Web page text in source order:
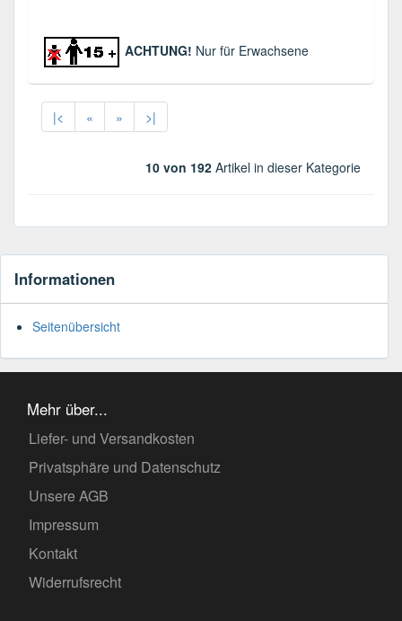
ACHTUNG! Nur für Erwachsene
|< « » >|
10 von 192 Artikel in dieser Kategorie
Informationen
Seitenübersicht
Mehr über...
Liefer- und Versandkosten
Privatsphäre und Datenschutz
Unsere AGB
Impressum
Kontakt
Widerrufsrecht